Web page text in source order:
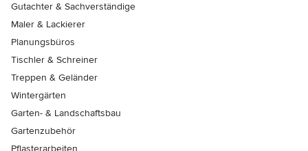
Gutachter & Sachverständige
Maler & Lackierer
Planungsbüros
Tischler & Schreiner
Treppen & Geländer
Wintergärten
Garten- & Landschaftsbau
Gartenzubehör